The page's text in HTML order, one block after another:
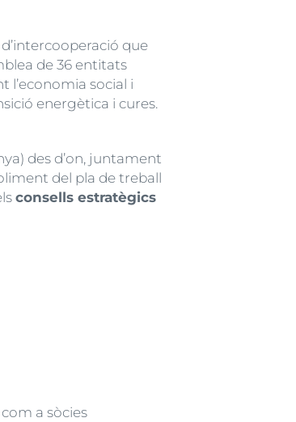
que
de 36 entitats
social i
energètica i cures.
des d’on, juntament
del pla de treball
consells estratègics
a sòcies